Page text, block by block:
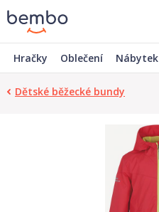
Hračky Oblečení Nábytek
Dětské běžecké bundy